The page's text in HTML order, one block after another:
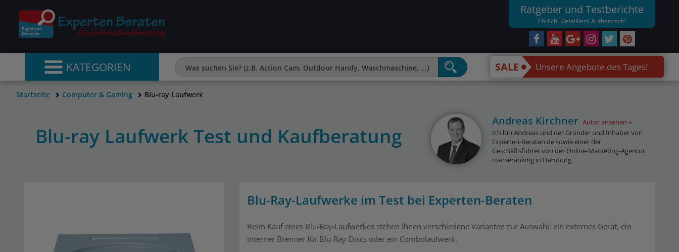
Ratgeber und Testberichte
Ehrlich! Detailliert! Authentisch!
KATEGORIEN SALE Unsere Angebote des Tages!
Startseite Computer & Gaming Blu-ray Laufwerk
Blu-ray Laufwerk Test und Kaufberatung
Andreas Kirchner Autor ansehen
Ich bin Andreas und der Gründer und Inhaber von
Experten-Beraten.de sowie einer der
Geschäftsführer von der Online-Marketing-Agentur
Hanseranking in Hamburg.
Blu-Ray-Laufwerke im Test bei Experten-Beraten
Beim Kauf eines Blu-Ray-Laufwerkes stehen Ihnen verschiedene Varianten zur Auswahl: ein externes Gerät, ein
interner Brenner für Blu-Ray-Discs oder ein Combolaufwerk.